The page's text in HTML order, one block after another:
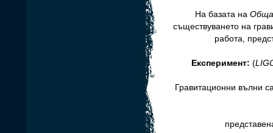
На базата на
съществуването на
работа,
Експеримент: (
Гравитационни вълни